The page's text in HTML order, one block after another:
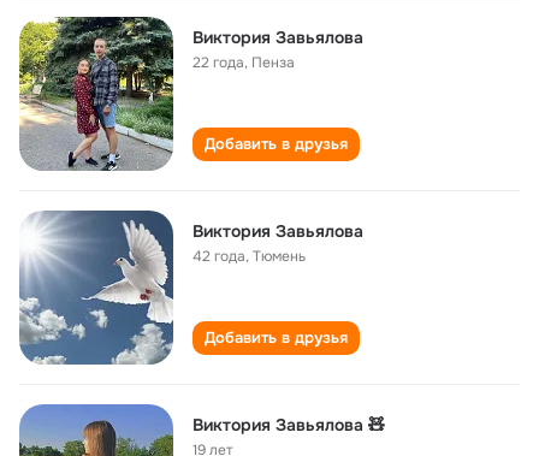
Виктория Завьялова
22 года, Пенза
Добавить в друзья
Виктория Завьялова
42 года,Тюмень
Добавить в друзья
Виктория Завьялова 🧸
19 лет